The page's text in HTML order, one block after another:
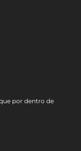
por dentro de